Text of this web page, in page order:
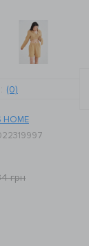
(0)
HOME
грн